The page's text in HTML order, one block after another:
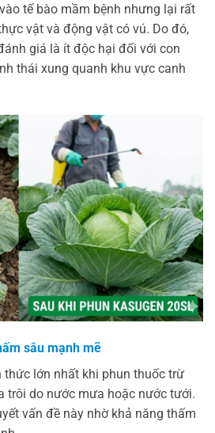
tế bào mầm bệnh nhưng lại rất
vật và động vật có vú. Do đó,
giá là ít độc hại đối với con
thái xung quanh khu vực canh
sâu mạnh mẽ
lớn nhất khi phun thuốc trừ
trôi do nước mưa hoặc nước tưới.
vấn đề này nhờ khả năng thấm